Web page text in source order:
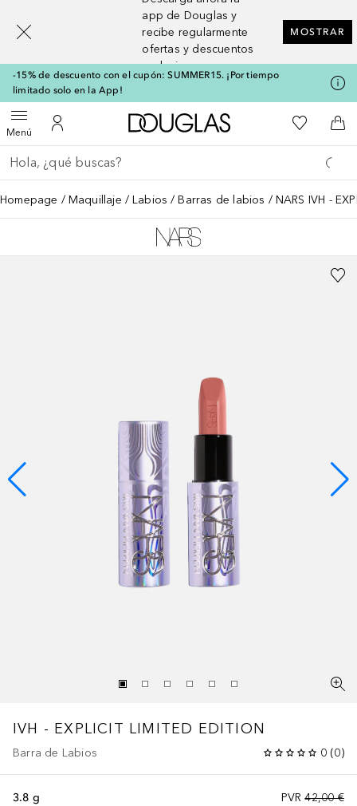
app de Douglas y
recibe regularmente
ofertas y descuentos
exclusivos
MOSTRAR
-15% de descuento con el cupón: SUMMER15. ¡Por tiempo
limitado solo en la App!
MenúAbrir menúMi cuenta
A Douglas HomeMi lista de
A
Regresar
Ejecutar búsqueda
Homepage Maquillaje Labios Barras de labios NARS IVH -
IVH - EXPLICIT LIMITED EDITION
Barra de Labios 0 (0)
PVR 42,00 €
3.8 g
[navigation.slideout.screenreader]